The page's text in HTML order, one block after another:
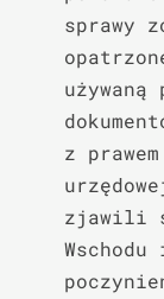
sprawy
z
zjawili